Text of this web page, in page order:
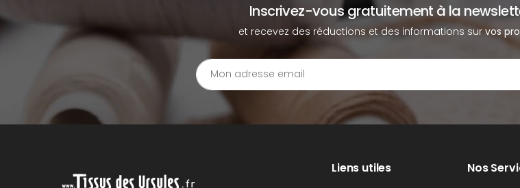
Inscrivez-vous gratuitement à la
et recevez des réductions et des informations survos
Liens utiles Nos